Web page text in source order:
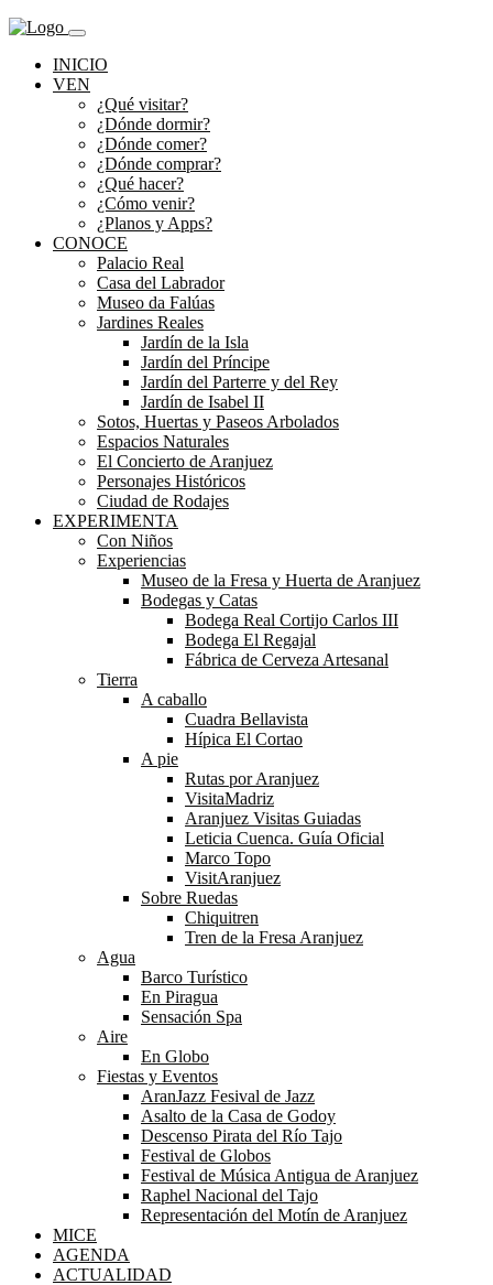
INICIO
VEN
¿Qué visitar?
¿Dónde dormir?
¿Dónde comer?
¿Dónde comprar?
¿Qué hacer?
¿Cómo venir?
¿Planos y Apps?
CONOCE
Palacio Real
Casa del Labrador
Museo da Falúas
Jardines Reales
Jardín de la Isla
Jardín del Príncipe
Jardín del Parterre y del Rey
Jardín de Isabel II
Sotos, Huertas y Paseos Arbolados
Espacios Naturales
El Concierto de Aranjuez
Personajes Históricos
Ciudad de Rodajes
EXPERIMENTA
Con Niños
Experiencias
Museo de la Fresa y Huerta de Aranjuez
Bodegas y Catas
Bodega Real Cortijo Carlos III
Bodega El Regajal
Fábrica de Cerveza Artesanal
Tierra
A caballo
Cuadra Bellavista
Hípica El Cortao
A pie
Rutas por Aranjuez
VisitaMadriz
Aranjuez Visitas Guiadas
Leticia Cuenca. Guía Oficial
Marco Topo
VisitAranjuez
Sobre Ruedas
Chiquitren
Tren de la Fresa Aranjuez
Agua
Barco Turístico
En Piragua
Sensación Spa
Aire
En Globo
Fiestas y Eventos
AranJazz Fesival de Jazz
Asalto de la Casa de Godoy
Descenso Pirata del Río Tajo
Festival de Globos
Festival de Música Antigua de Aranjuez
Raphel Nacional del Tajo
Representación del Motín de Aranjuez
MICE
AGENDA
ACTUALIDAD